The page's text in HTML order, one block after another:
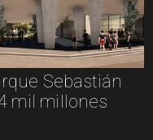
Sebastián
mil millones